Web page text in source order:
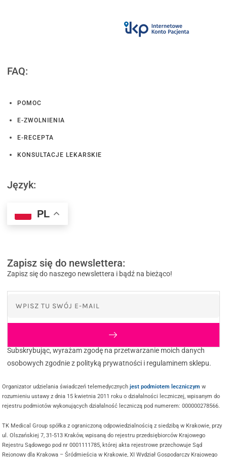
FAQ:
POMOC
E-ZWOLNIENIA
E-RECEPTA
KONSULTACJE LEKARSKIE
Język:
PL
Zapisz się do newslettera:
Zapisz się do naszego newslettera i bądź na bieżąco!
Subskrybując, wyrażam zgodę na przetwarzanie moich danych
osobowych zgodnie z polityką prywatności i regulaminem sklepu.
Organizator udzielania świadczeń telemedycznychjest podmiotem leczniczym w
rozumieniu ustawy z dnia 15 kwietnia 2011 roku o działalności leczniczej, wpisanym do
rejestru podmiotów wykonujących działalność leczniczą pod numerem: 000000278566.
TK Medical Group spółka z ograniczoną odpowiedzialnością z siedzibą w Krakowie, przy
ul. Olszańskiej 7, 31-513 Kraków, wpisaną do rejestru przedsiębiorców Krajowego
Rejestru Sądowego pod nr 0001111785, której akta rejestrowe przechowuje Sąd
Rejonowy dla Krakowa – Śródmieścia w Krakowie, XI Wydział Gospodarczy Krajowego